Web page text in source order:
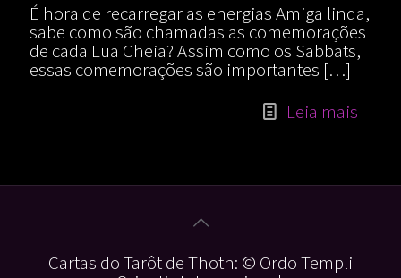
É hora de recarregar as energias Amiga linda,
sabe como são chamadas as comemorações
de cada Lua Cheia? Assim como os Sabbats,
essas comemorações são importantes […]
Leia mais
Cartas do Tarôt de Thoth: © Ordo Templi